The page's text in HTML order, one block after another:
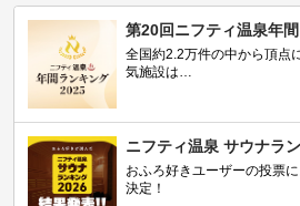
第20回ニフティ温泉年
全国約2.2万件の中から頂点
気施設は…
ニフティ温泉 サウナラ
おふろ好きユーザーの投票
決定！